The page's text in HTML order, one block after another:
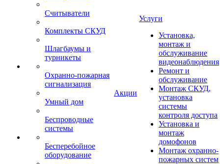
Считыватели
Комплекты СКУД
Шлагбаумы и
турникеты
Охранно-пожарная
сигнализация
Умный дом
Беспроводные
системы
Бесперебойное
оборудование
Акции
Услуги
Установка,
монтаж и
обслуживание
видеонаблюдения
Ремонт и
обслуживание
Монтаж СКУД,
установка
системы
контроля доступа
Установка и
монтаж
домофонов
Монтаж охранно-
пожарных систем